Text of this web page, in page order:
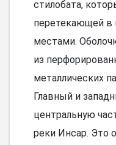
стилобата,
перетекающей в
местами.
из
металлических
Главный и
центральную
реки Инсар. Это